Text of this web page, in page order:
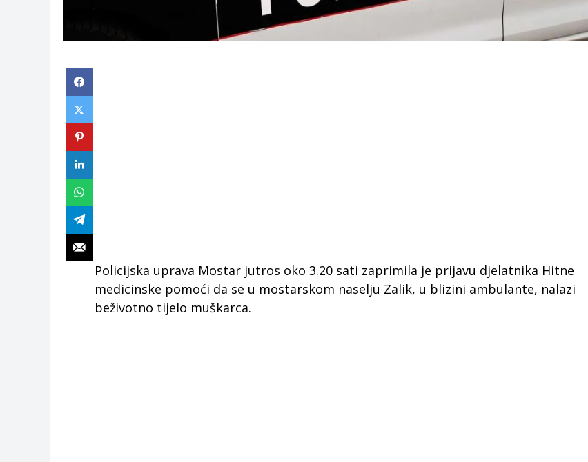
Policijska uprava Mostar jutros oko 3.20 sati zaprimila je prijavu djelatnika Hitne
medicinske pomoći da se u mostarskom naselju Zalik, u blizini ambulante, nalazi
beživotno tijelo muškarca.